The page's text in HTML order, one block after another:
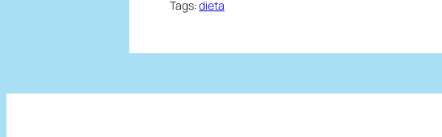
Tags:dieta